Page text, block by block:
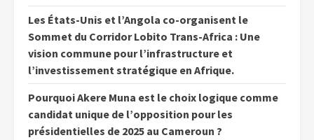
Les États-Unis et l’Angola co-organisent le
Sommet du Corridor Lobito Trans-Africa : Une
vision commune pour l’infrastructure et
l’investissement stratégique en Afrique.
Pourquoi Akere Muna est le choix logique comme
candidat unique de l’opposition pour les
présidentielles de 2025 au Cameroun ?